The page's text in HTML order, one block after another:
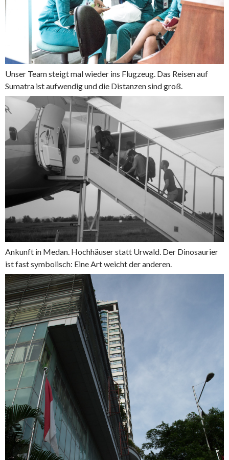
Unser Team steigt mal wieder ins Flugzeug. Das Reisen auf
Sumatra ist aufwendig und die Distanzen sind groß.
Ankunft in Medan. Hochhäuser statt Urwald. Der Dinosaurier
ist fast symbolisch: Eine Art weicht der anderen.